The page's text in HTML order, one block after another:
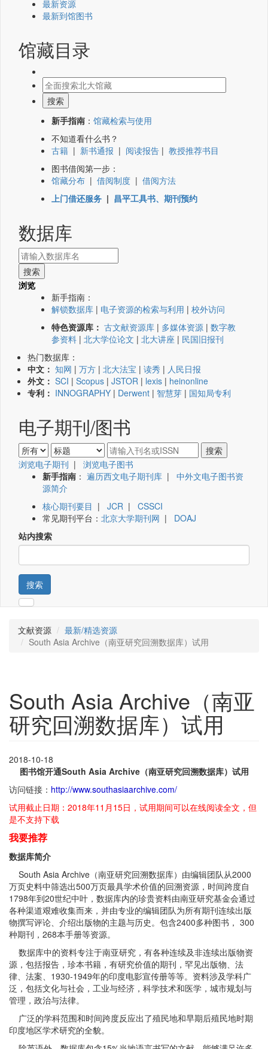
最新资源
最新到馆图书
馆藏目录
新手指南 ： 馆藏检索与使用
不知道看什么书？
古籍 | 新书通报 | 阅读报告 | 教授推荐书目
图书借阅第一步：
馆藏分布 | 借阅制度 | 借阅方法
上门借还服务 | 昌平工具书、期刊预约
数据库
浏览
新手指南：
解锁数据库 | 电子资源的检索与利用 | 校外访问
特色资源库： 古文献资源库 | 多媒体资源 | 数字教
参资料 | 北大学位论文 | 北大讲座 | 民国旧报刊
热门数据库：
中文： 知网 | 万方 | 北大法宝 | 读秀 | 人民日报
外文： SCI | Scopus | JSTOR | lexis | heinonline
专利： INNOGRAPHY | Derwent | 智慧芽 | 国知局专利
电子期刊/图书
浏览电子期刊 | 浏览电子图书
新手指南 ： 遍历西文电子期刊库 | 中外文电子图书资
源简介
核心期刊要目 | JCR | CSSCI
常见期刊平台： 北京大学期刊网 | DOAJ
站内搜索
搜索
文献资源
最新/精选资源
South Asia Archive（南亚研究回溯数据库）试用
South Asia Archive（南亚
研究回溯数据库）试用
2018-10-18
图书馆开通South Asia Archive（南亚研究回溯数据库）试用
访问链接： http://www.southasiaarchive.com/
试用截止日期：2018年11月15日，试用期间可以在线阅读全文，但
是不支持下载
我要推荐
数据库简介
South Asia Archive（南亚研究回溯数据库）由编辑团队从2000
万页史料中筛选出500万页最具学术价值的回溯资源，时间跨度自
1798年到20世纪中叶，数据库内的珍贵资料由南亚研究基金会通过
各种渠道艰难收集而来，并由专业的编辑团队为所有期刊连续出版
物撰写评论、介绍出版物的主题与历史。包含2400多种图书， 300
种期刊，268本手册等资源。
数据库中的资料专注于南亚研究，有各种连续及非连续出版物资
源，包括报告，珍本书籍，有研究价值的期刊，罕见出版物、法
律、法案、1930-1949年的印度电影宣传册等等。资料涉及学科广
泛，包括文化与社会，工业与经济，科学技术和医学，城市规划与
管理，政治与法律。
广泛的学科范围和时间跨度反应出了殖民地和早期后殖民地时期
印度地区学术研究的全貌。